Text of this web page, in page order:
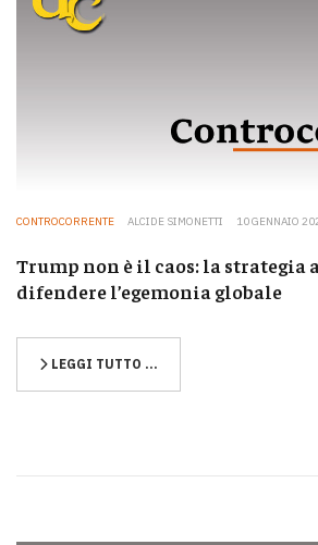
CONTROCORRENTE ALCIDE SIMONETTI 10 GENNAIO
Trump non è il caos: la strategia
difendere l’egemonia globale
LEGGI TUTTO …